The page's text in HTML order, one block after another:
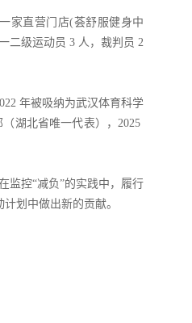
家直营门店(荟舒服健身中
二级运动员 3 人，裁判员 2
年被吸纳为武汉体育科学
湖北省唯一代表），2025
监控“减负”的实践中，履行
划中做出新的贡献。